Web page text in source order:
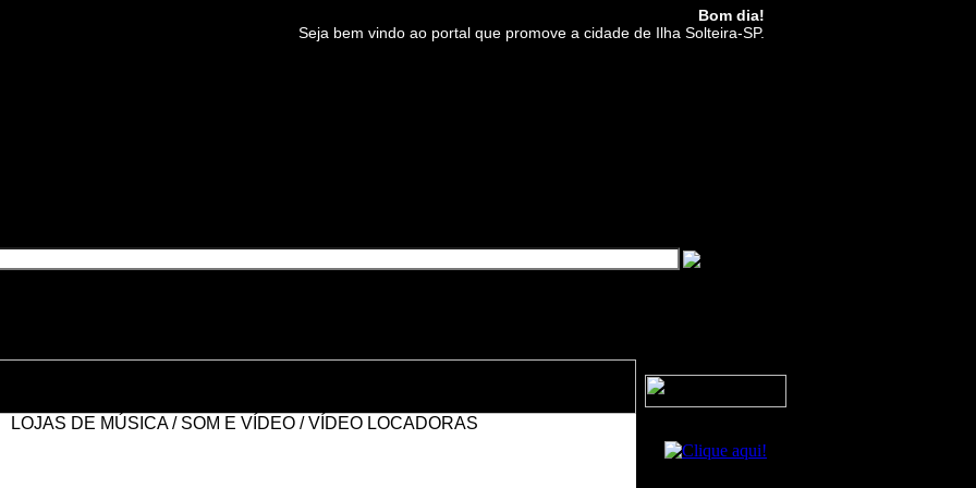
Bom dia!
Seja bem vindo ao portal que promove a cidade de Ilha Solteira-SP.
LOJAS DE MÚSICA / SOM E VÍDEO / VÍDEO LOCADORAS